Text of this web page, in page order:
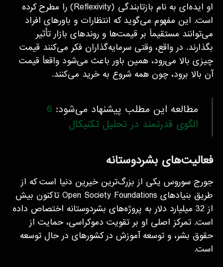
او ایده‌ای به نام بازتابندگی (Reflexivity) را مطرح کرده
است. این مفهوم می‌گوید که انتظارات و باورهای افراد
می‌توانند مستقیماً بر قیمت‌ها و روندهای بازار تأثیر
بگذارند. در واقع، وقتی سرمایه‌گذاران فکر می‌کنند قیمت
چیزی بالا می‌رود، همین باور باعث می‌شود واقعاً قیمت
آن بالا برود، چون همه شروع به خرید می‌کنند.
مطالعه این مطلب پیشنهاد می‌شود: 6
الگوی قدرتمند در تحلیل تکنیکال
فعالیت‌های بشر‌دوستانه
جورج سوروس یکی از بزرگ‌ترین خیرین دنیا است که از
طریق بنیادهای Open Society Foundations تاکنون بیش
از 32 میلیارد دلار به پروژه‌های بشردوستانه اختصاص داده
است. تمرکز اصلی او بر تقویت دموکراسی، حمایت از
حقوق بشر، و توسعه آموزش در کشورهای در حال توسعه
است.